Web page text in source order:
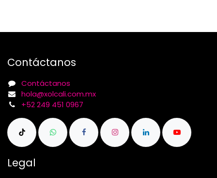
Contáctanos
Contáctanos
hola@xolcali.com.mx
+52 249 451 0967
Legal